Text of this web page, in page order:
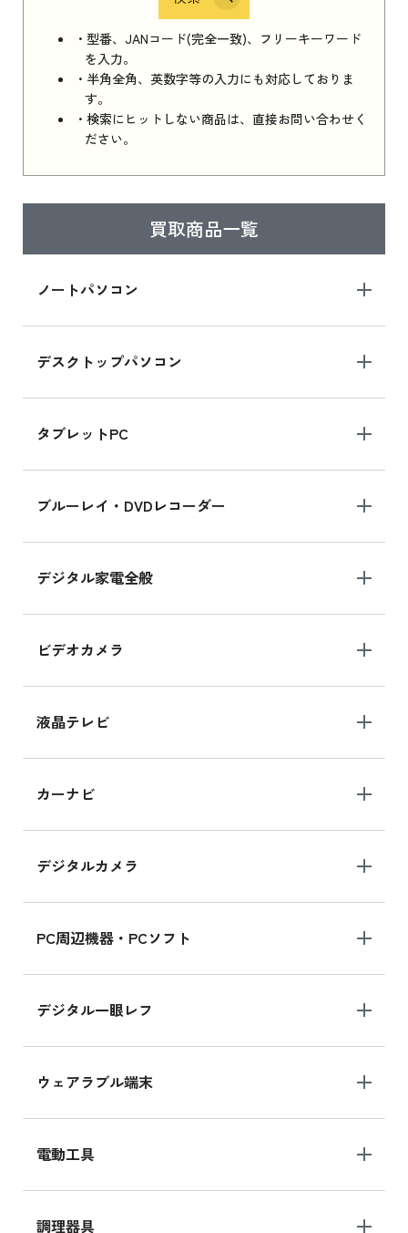
・型番、JANコード(完全一致)、フリーキーワード
を入力。
・半角全角、英数字等の入力にも対応しておりま
す。
・検索にヒットしない商品は、直接お問い合わせく
ださい。
買取商品一覧
ノートパソコン
デスクトップパソコン
タブレットPC
ブルーレイ・DVDレコーダー
デジタル家電全般
ビデオカメラ
液晶テレビ
カーナビ
デジタルカメラ
PC周辺機器・PCソフト
デジタル一眼レフ
ウェアラブル端末
電動工具
調理器具
iPhone 16e シリーズ 2025 新品買取価格はこち
ら
iPad 11インチ 2025年春モデル
はこちら
ら
iPad mini シリーズ 2024
iPad mini 8.3インチ の新品買取価格
iPhone 16 シリーズ
iPhone 16 の新品買取価格
iPad Air 11インチ シリーズ
iPad Air 11インチ の新品買取価格
iPhone 15 128GB シリーズ
iPhone 15 128GB の新品買取価格
MK2K3J/Aの新品買取価格はこちら